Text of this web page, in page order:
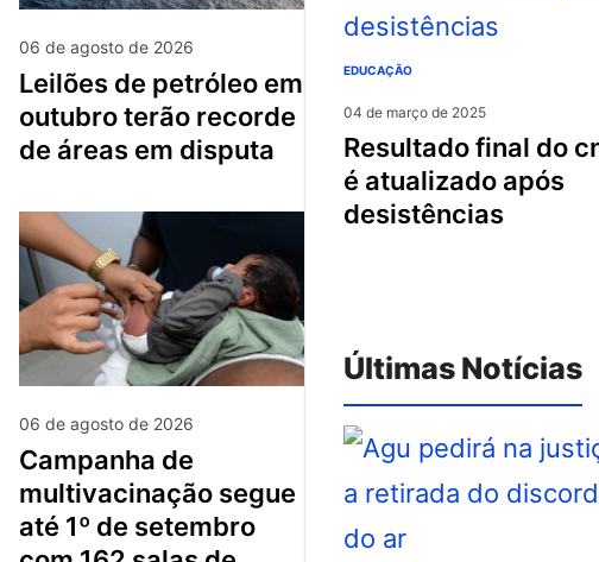
06 de agosto de 2026
leilões de petróleo em
outubro terão recorde
de áreas em disputa
06 de agosto de 2026
campanha de
multivacinação segue
até 1º de setembro
EDUCAÇÃO
04 de março de 2025
resultado final do cnu
é atualizado após
desistências
Últimas Notícias